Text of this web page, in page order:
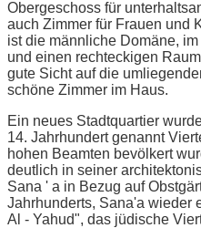
Obergeschoss für
auch Zimmer für Frauen und
ist die männliche Domäne,
und einen rechteckigen
gute Sicht auf die
schöne Zimmer im Haus.
Ein neues Stadtquartier
14. Jahrhundert genannt
hohen Beamten bevölkert
deutlich in seiner
Sana ' a in Bezug auf
Jahrhunderts, Sana'a wieder
Al - Yahud", das jüdische